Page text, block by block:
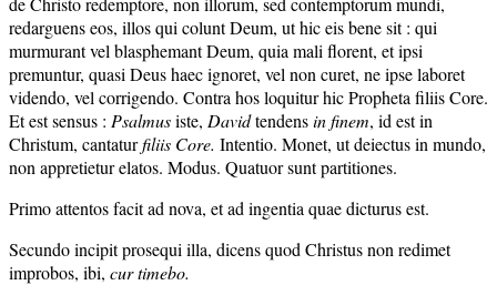
redarguens eos, illos qui colunt Deum, ut hic eis bene sit : qui
murmurant vel blasphemant Deum, quia mali florent, et ipsi
premuntur, quasi Deus haec ignoret, vel non curet, ne ipse laboret
videndo, vel corrigendo. Contra hos loquitur hic Propheta filiis Core.
Et est sensus : Psalmusiste, Davidtendensin finem, id est in
Christum, cantaturfiliis Core. Intentio. Monet, ut deiectus in mundo,
non appretietur elatos. Modus. Quatuor sunt partitiones.
Primo attentos facit ad nova, et ad ingentia quae dicturus est.
Secundo incipit prosequi illa, dicens quod Christus non redimet
improbos, ibi, cur timebo.